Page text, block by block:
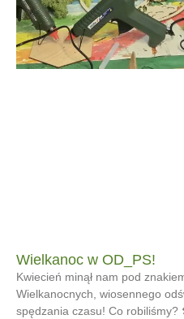
Wielkanoc w OD_PS!
Kwiecień minął nam pod
Wielkanocnych, wiosennego
spędzania czasu! Co